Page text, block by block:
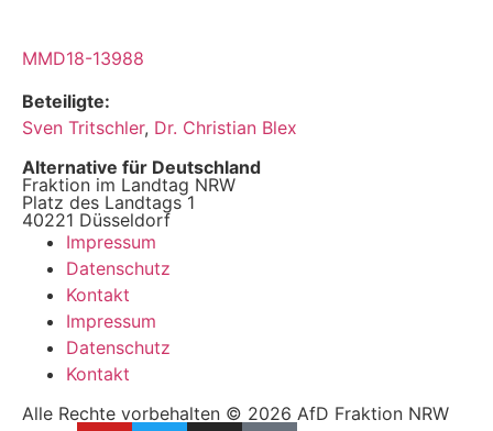
MMD18-13988
Beteiligte:
Sven Tritschler, Dr. Christian Blex
Alternative für Deutschland
Fraktion im Landtag NRW
Platz des Landtags 1
40221 Düsseldorf
Impressum
Datenschutz
Kontakt
Impressum
Datenschutz
Kontakt
Alle Rechte vorbehalten © 2026 AfD Fraktion NRW